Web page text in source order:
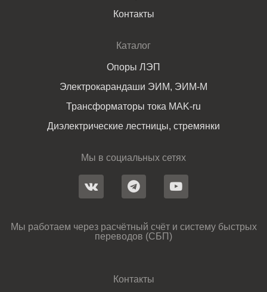
Контакты
Каталог
Опоры ЛЭП
Электрокарандаши ЭИМ, ЭИМ-М
Трансформаторы тока MAK-ru
Диэлектрические лестницы, стремянки
Мы в социальных сетях
Мы работаем через расчётный счёт и систему быстрых
переводов (СБП)
Контакты